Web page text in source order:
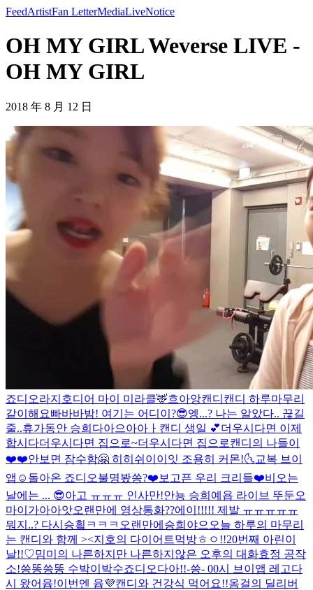
FeedArtistFan LetterMediaLiveNotice
OH MY GIRL Weverse LIVE -
OH MY GIRL
2018 年 8 月 12 日
죠디오라지호디어 마이 미라클🦌흐아앙캔디캔디 하루마무리
같이해요빠바바밤! 여기는 어디이?😎엥...? 나는 알았다.. 끊길
줄..휴가동안 승희다아으아아ㅏ 캔디 생일 💕더우시다면 이제
합시다더우시다면 집으로~더우시다면 집으로캔디의 나들이
❤️❤️안보면 잠수함🤗 히히 쉬이이잇 조용히 커몬!🌜교복 브이
앱☺️ 돌아온 죠디오불명봤씅?❤️보고픈 우리 크리들❤️비오는
날에는 ... 😎아고 ㅠㅠㅠ 인사만!안뇽 승희예욥 라이브 뚜둔오
마이가아아앗오랜만에 영상통화??에이!!!!! 제발 ㅠㅠㅠㅠㅠ
뭐지..? 다시승힄ㅋㅋㅋ 오랜만에승희야으 오늘 하루의 마무리
는 캔디와 함께 ><지호의 다이어트먹방ㅎㅇ!!20번째 아린이
날!!♡밈미의 나른하지만 나른하지않은 오후의 대화효정 공작
소!씅똥씅똥 수박이박수죠디오다아!!-씅- 00시 브이앱 레고다
시 왔어윱!이번엔 윱💜캔디와 건강식 먹어요!!옴걸의 딜리버